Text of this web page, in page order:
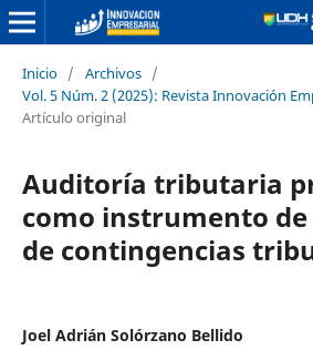
Inicio / Archivos /
Vol. 5 Núm. 2 (2025): Revista Innovación
Artículo original
Auditoría tributaria
como instrumento
de contingencias
Joel Adrián Solórzano Bellido